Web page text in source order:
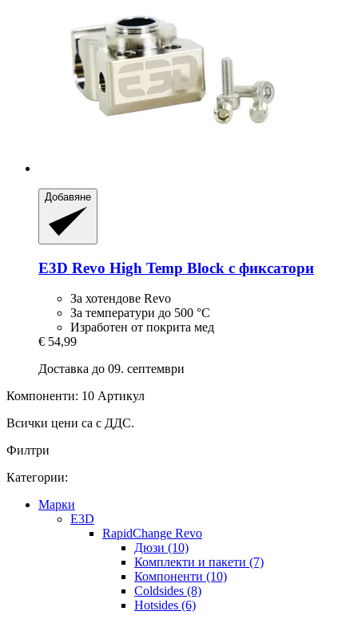
Добавяне
E3D Revo High Temp Block с фиксатори
За хотендове Revo
За температури до 500 °C
Изработен от покрита мед
€ 54,99
Доставка до 09. септември
Компоненти: 10 Артикул
Всички цени са с ДДС.
Филтри
Категории:
Mарки
E3D
RapidChange Revo
Дюзи (10)
Комплекти и пакети (7)
Компоненти (10)
Coldsides (8)
Hotsides (6)